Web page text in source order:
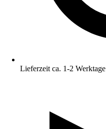
Lieferzeit ca. 1-2 Werktage